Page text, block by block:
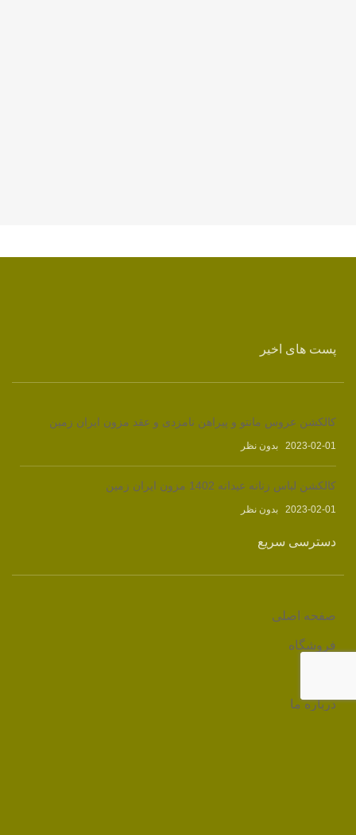
پست های اخیر
کالکشن عروس مانتو و پیراهن نامزدی و عقد مزون ایران زمین
2023-02-01 بدون نظر
کالکشن لباس زنانه عیدانه 1402 مزون ایران زمین
2023-02-01 بدون نظر
دسترسی سریع
صفحه اصلی
فروشگاه
درباره ما